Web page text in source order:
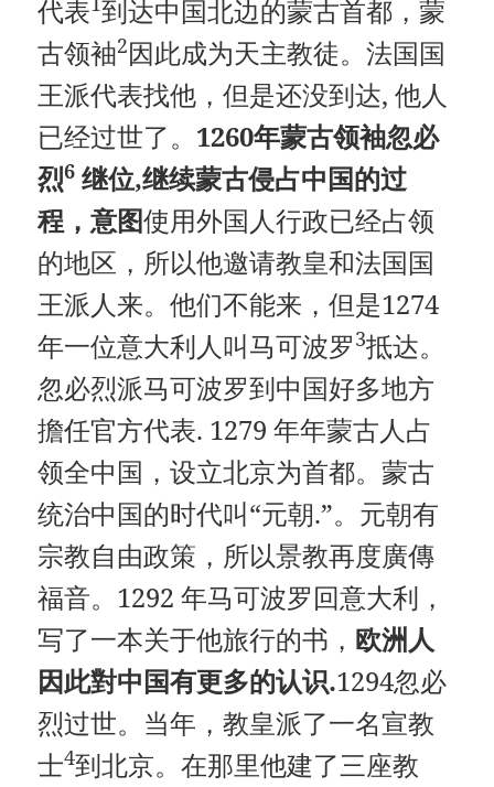
代表 到达中国北边的蒙古首都，蒙
古领袖2因此成为天主教徒。法国国
王派代表找他，但是还没到达, 他人
已经过世了。 1260年蒙古领袖忽必
烈6 继位,继续蒙古侵占中国的过
程，意图使用外国人行政已经占领
的地区，所以他邀请教皇和法国国
王派人来。他们不能来，但是1274
年一位意大利人叫马可波罗3抵达。
忽必烈派马可波罗到中国好多地方
擔任官方代表. 1279 年年蒙古人占
领全中国，设立北京为首都。蒙古
统治中国的时代叫“元朝.”。元朝有
宗教自由政策，所以景教再度廣傳
福音。1292 年马可波罗回意大利，
写了一本关于他旅行的书， 欧洲人
因此對中国有更多的认识.1294忽必
烈过世。当年，教皇派了一名宣教
士4到北京。在那里他建了三座教